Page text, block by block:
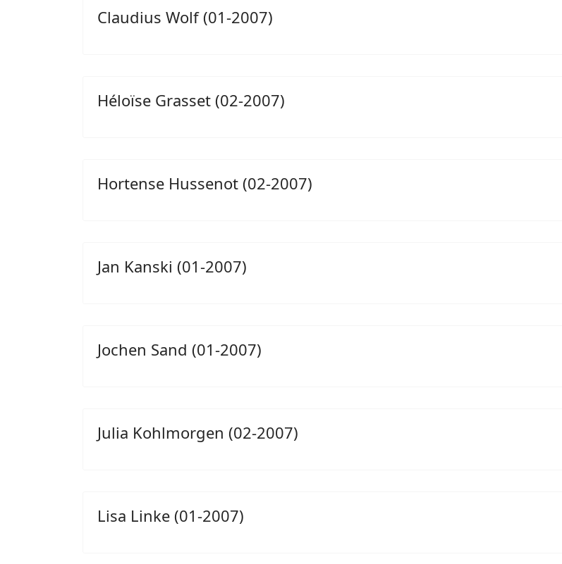
Claudius Wolf (01-2007)
Héloïse Grasset (02-2007)
Hortense Hussenot (02-2007)
Jan Kanski (01-2007)
Jochen Sand (01-2007)
Julia Kohlmorgen (02-2007)
Lisa Linke (01-2007)